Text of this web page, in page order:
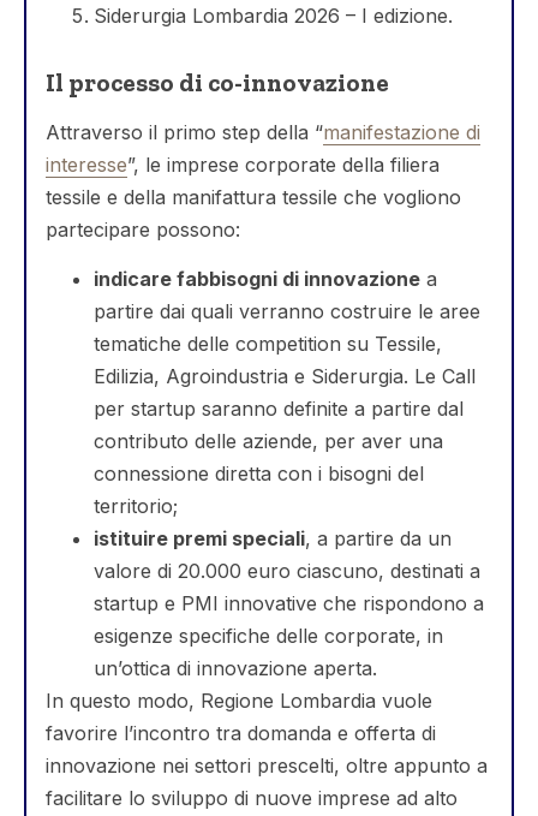
Siderurgia Lombardia 2026 – I edizione.
Il processo di co-innovazione
Attraverso il primo step della “manifestazione di
interesse”, le imprese corporate della filiera
tessile e della manifattura tessile che vogliono
partecipare possono:
indicare fabbisogni di innovazione a
partire dai quali verranno costruire le aree
tematiche delle competition su Tessile,
Edilizia, Agroindustria e Siderurgia. Le Call
per startup saranno definite a partire dal
contributo delle aziende, per aver una
connessione diretta con i bisogni del
territorio;
istituire premi speciali, a partire da un
valore di 20.000 euro ciascuno, destinati a
startup e PMI innovative che rispondono a
esigenze specifiche delle corporate, in
un’ottica di innovazione aperta.
In questo modo, Regione Lombardia vuole
favorire l’incontro tra domanda e offerta di
innovazione nei settori prescelti, oltre appunto a
facilitare lo sviluppo di nuove imprese ad alto